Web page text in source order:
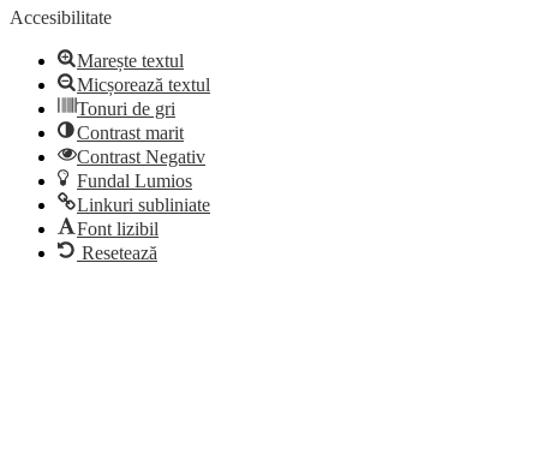
Accesibilitate
Marește textul
Micșorează textul
Tonuri de gri
Contrast marit
Contrast Negativ
Fundal Lumios
Linkuri subliniate
Font lizibil
Resetează